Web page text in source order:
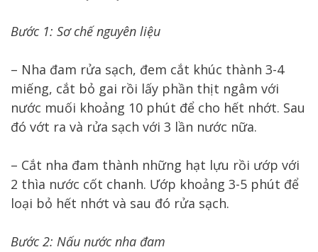
Bước 1: Sơ chế nguyên liệu
– Nha đam rửa sạch, đem cắt khúc thành 3-4
miếng, cắt bỏ gai rồi lấy phần thịt ngâm với
nước muối khoảng 10 phút để cho hết nhớt. Sau
đó vớt ra và rửa sạch với 3 lần nước nữa.
– Cắt nha đam thành những hạt lựu rồi ướp với
2 thìa nước cốt chanh. Ướp khoảng 3-5 phút để
loại bỏ hết nhớt và sau đó rửa sạch.
Bước 2: Nấu nước nha đam